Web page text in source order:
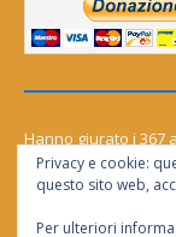
Hanno giurato i 367
Cinema (gratis)
Privacy e cookie:
questo sito web,
Per ulteriori